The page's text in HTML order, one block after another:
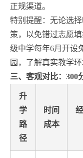
正规渠道。
特别提醒：无论选
策，以免错过志愿
级中学每年6月开设
园，了解真实教学环
三、客观对比：300
升
学
路
径
时间
成本